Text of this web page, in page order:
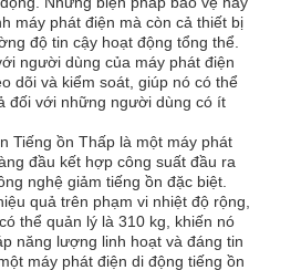
âm
thấp
máy phát điện mà còn cả thiết bị
độ tin cậy hoạt động tổng thể.
người dùng của máy phát điện
dõi và kiểm soát, giúp nó có thể
đối với những người dùng có ít
Tiếng ồn Thấp là một máy phát
đầu kết hợp công suất đầu ra
nghệ giảm tiếng ồn đặc biệt.
quả trên phạm vi nhiệt độ rộng,
thể quản lý là 310 kg, khiến nó
năng lượng linh hoạt và đáng tin
máy phát điện di động tiếng ồn